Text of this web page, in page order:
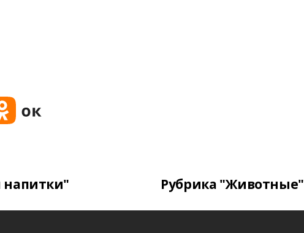
напитки" Рубрика "Животные"